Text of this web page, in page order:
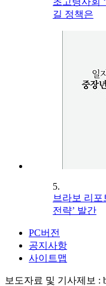
길 정책은
5.
브라보 리포
전략’ 발간
PC버전
공지사항
사이트맵
보도자료 및 기사제보 :